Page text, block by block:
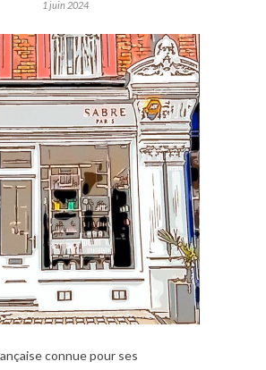
1 juin 2024
connue pour ses